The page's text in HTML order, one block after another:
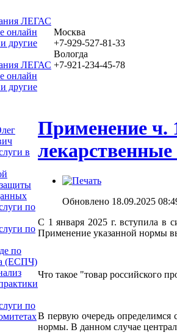
Москва
+7-929-527-81-33
Вологда
+7-921-234-45-78
в
по
по
по
(ЕСПЧ)
по
Применение ч.
Обновлено 18.09.2025
С 1 января 2025 г. вступила в
Применение указанной нормы
Что такое "товар российского
В первую очередь определимся
нормы. В данном случае